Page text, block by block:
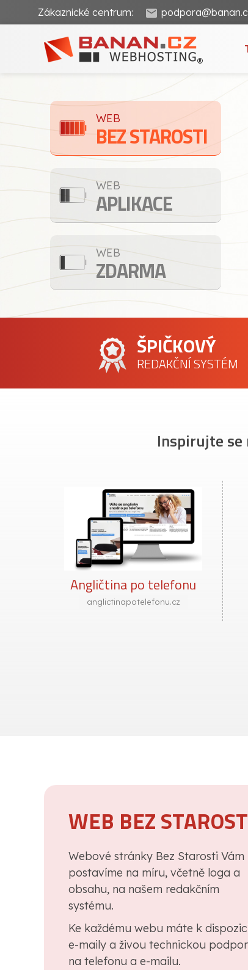
Zákaznické centrum:
WEB
BEZ STAROSTI
WEB
APLIKACE
WEB
ZDARMA
ŠPIČKOVÝ
REDAKČNÍ SYSTÉM
Inspirujte se
Včelín
vceline.cz
WEB BEZ
Webové stránky Bez Starosti Vám
postavíme na míru, včetně loga a
obsahu, na našem redakčním
systému.
Ke každému webu máte k
e-maily a živou technickou
na telefonu a e-mailu.